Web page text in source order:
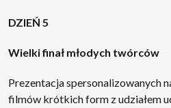
DZIEŃ 5
Wielki finał młodych twórców
Prezentacja spersonalizowanych
filmów krótkich form z udziałem